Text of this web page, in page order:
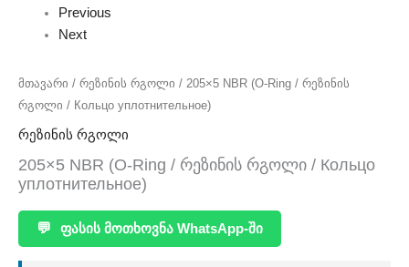
Previous
Next
მთავარი / რეზინის რგოლი / 205×5 NBR (O-Ring / რეზინის
რგოლი / Кольцо уплотнительное)
რეზინის რგოლი
205×5 NBR (O-Ring / რეზინის რგოლი / Кольцо
уплотнительное)
💬 ფასის მოთხოვნა WhatsApp-ში